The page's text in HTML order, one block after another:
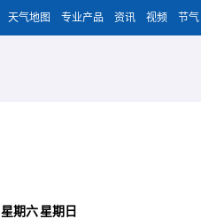
天气地图 专业产品 资讯 视频 节气
星期六星期日